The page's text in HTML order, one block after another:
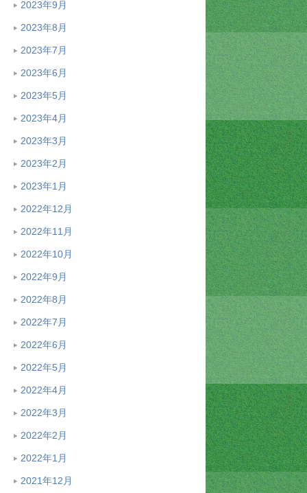
2023年9月
2023年8月
2023年7月
2023年6月
2023年5月
2023年4月
2023年3月
2023年2月
2023年1月
2022年12月
2022年11月
2022年10月
2022年9月
2022年8月
2022年7月
2022年6月
2022年5月
2022年4月
2022年3月
2022年2月
2022年1月
2021年12月